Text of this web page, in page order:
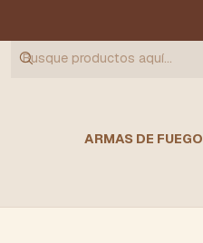
ARMAS DE FUEGO